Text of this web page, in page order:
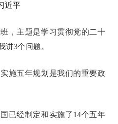
近平
，主题是学习贯彻党的二十
讲3个问题。
施五年规划是我们的重要政
已经制定和实施了14个五年